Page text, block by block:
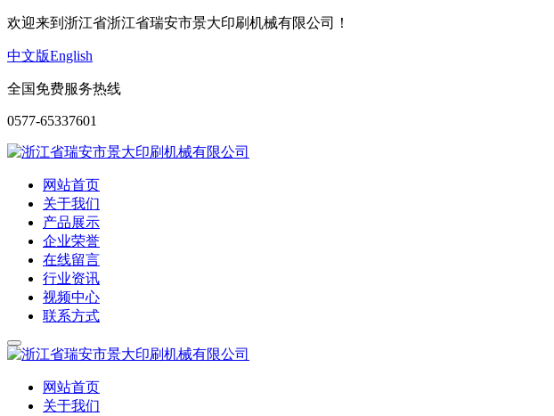
欢迎来到浙江省浙江省瑞安市景大印刷机械有限公司！
中文版English
全国免费服务热线
0577-65337601
网站首页
关于我们
产品展示
企业荣誉
在线留言
行业资讯
视频中心
联系方式
网站首页
关于我们